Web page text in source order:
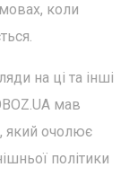
коли
на ці та інші
мав
який очолює
політики